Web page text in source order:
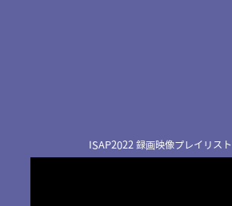
ISAP2022 録画映像プレイリスト